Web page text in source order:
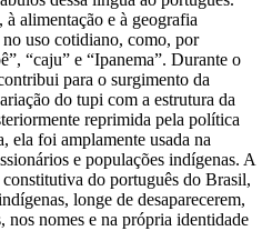
alimentação e à geografia
uso cotidiano, como, por
“caju” e “Ipanema”. Durante o
para o surgimento da
do tupi com a estrutura da
reprimida pela política
ela foi amplamente usada na
e populações indígenas. A
do português do Brasil,
longe de desaparecerem,
nos nomes e na própria identidade